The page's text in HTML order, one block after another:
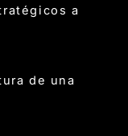
a
de una